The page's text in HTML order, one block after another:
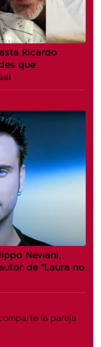
Ricardo
que
Neviani,
de "Laura no